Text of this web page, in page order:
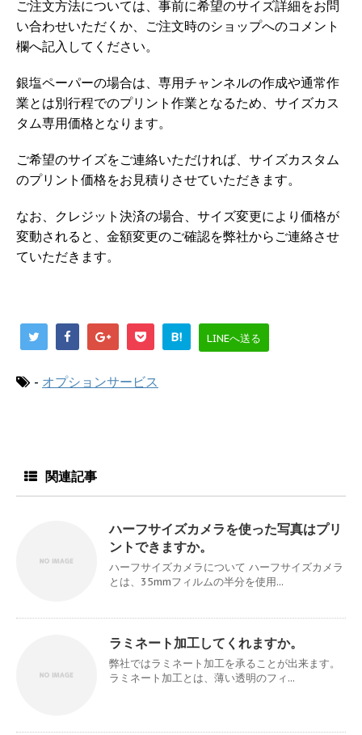
ご注文方法については、事前に希望のサイズ詳細をお問
い合わせいただくか、ご注文時のショップへのコメント
欄へ記入してください。
銀塩ペーパーの場合は、専用チャンネルの作成や通常作
業とは別行程でのプリント作業となるため、 サイズカス
タム専用価格となります。
ご希望のサイズをご連絡いただければ、サイズカスタム
のプリント価格をお見積りさせていただきます。
なお、クレジット決済の場合、サイズ変更により価格が
変動されると、金額変更のご確認を弊社からご連絡させ
ていただきます。
B! LINEへ送る
- オプションサービス
関連記事
ハーフサイズカメラを使った写真はプリ
ントできますか。
ハーフサイズカメラについて ハーフサイズカメラ
とは、35mmフィルムの半分を使用...
ラミネート加工してくれますか。
弊社ではラミネート加工を承ることが出来ます。
ラミネート加工とは、薄い透明のフィ...